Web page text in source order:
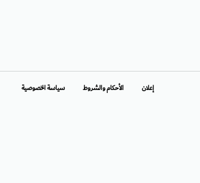
إعلان الأحكام والشروط سياسة الخصوصية